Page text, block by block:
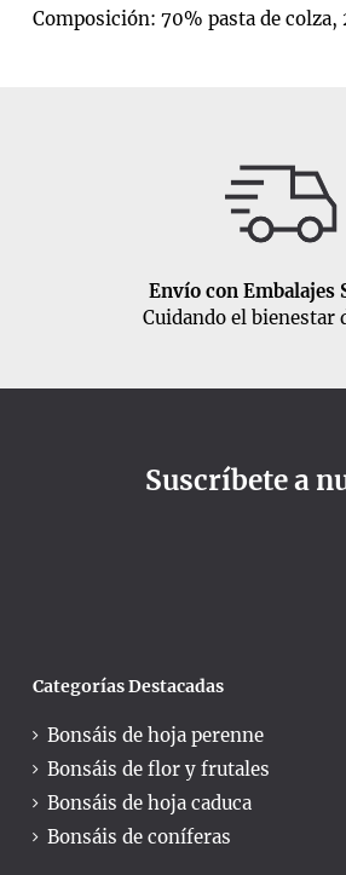
Composición: 70% pasta de
Envío con Embalajes
Cuidando el bienestar
Suscríbete a
Categorías Destacadas
Bonsáis de hoja perenne
Bonsáis de flor y frutales
Bonsáis de hoja caduca
Bonsáis de coníferas